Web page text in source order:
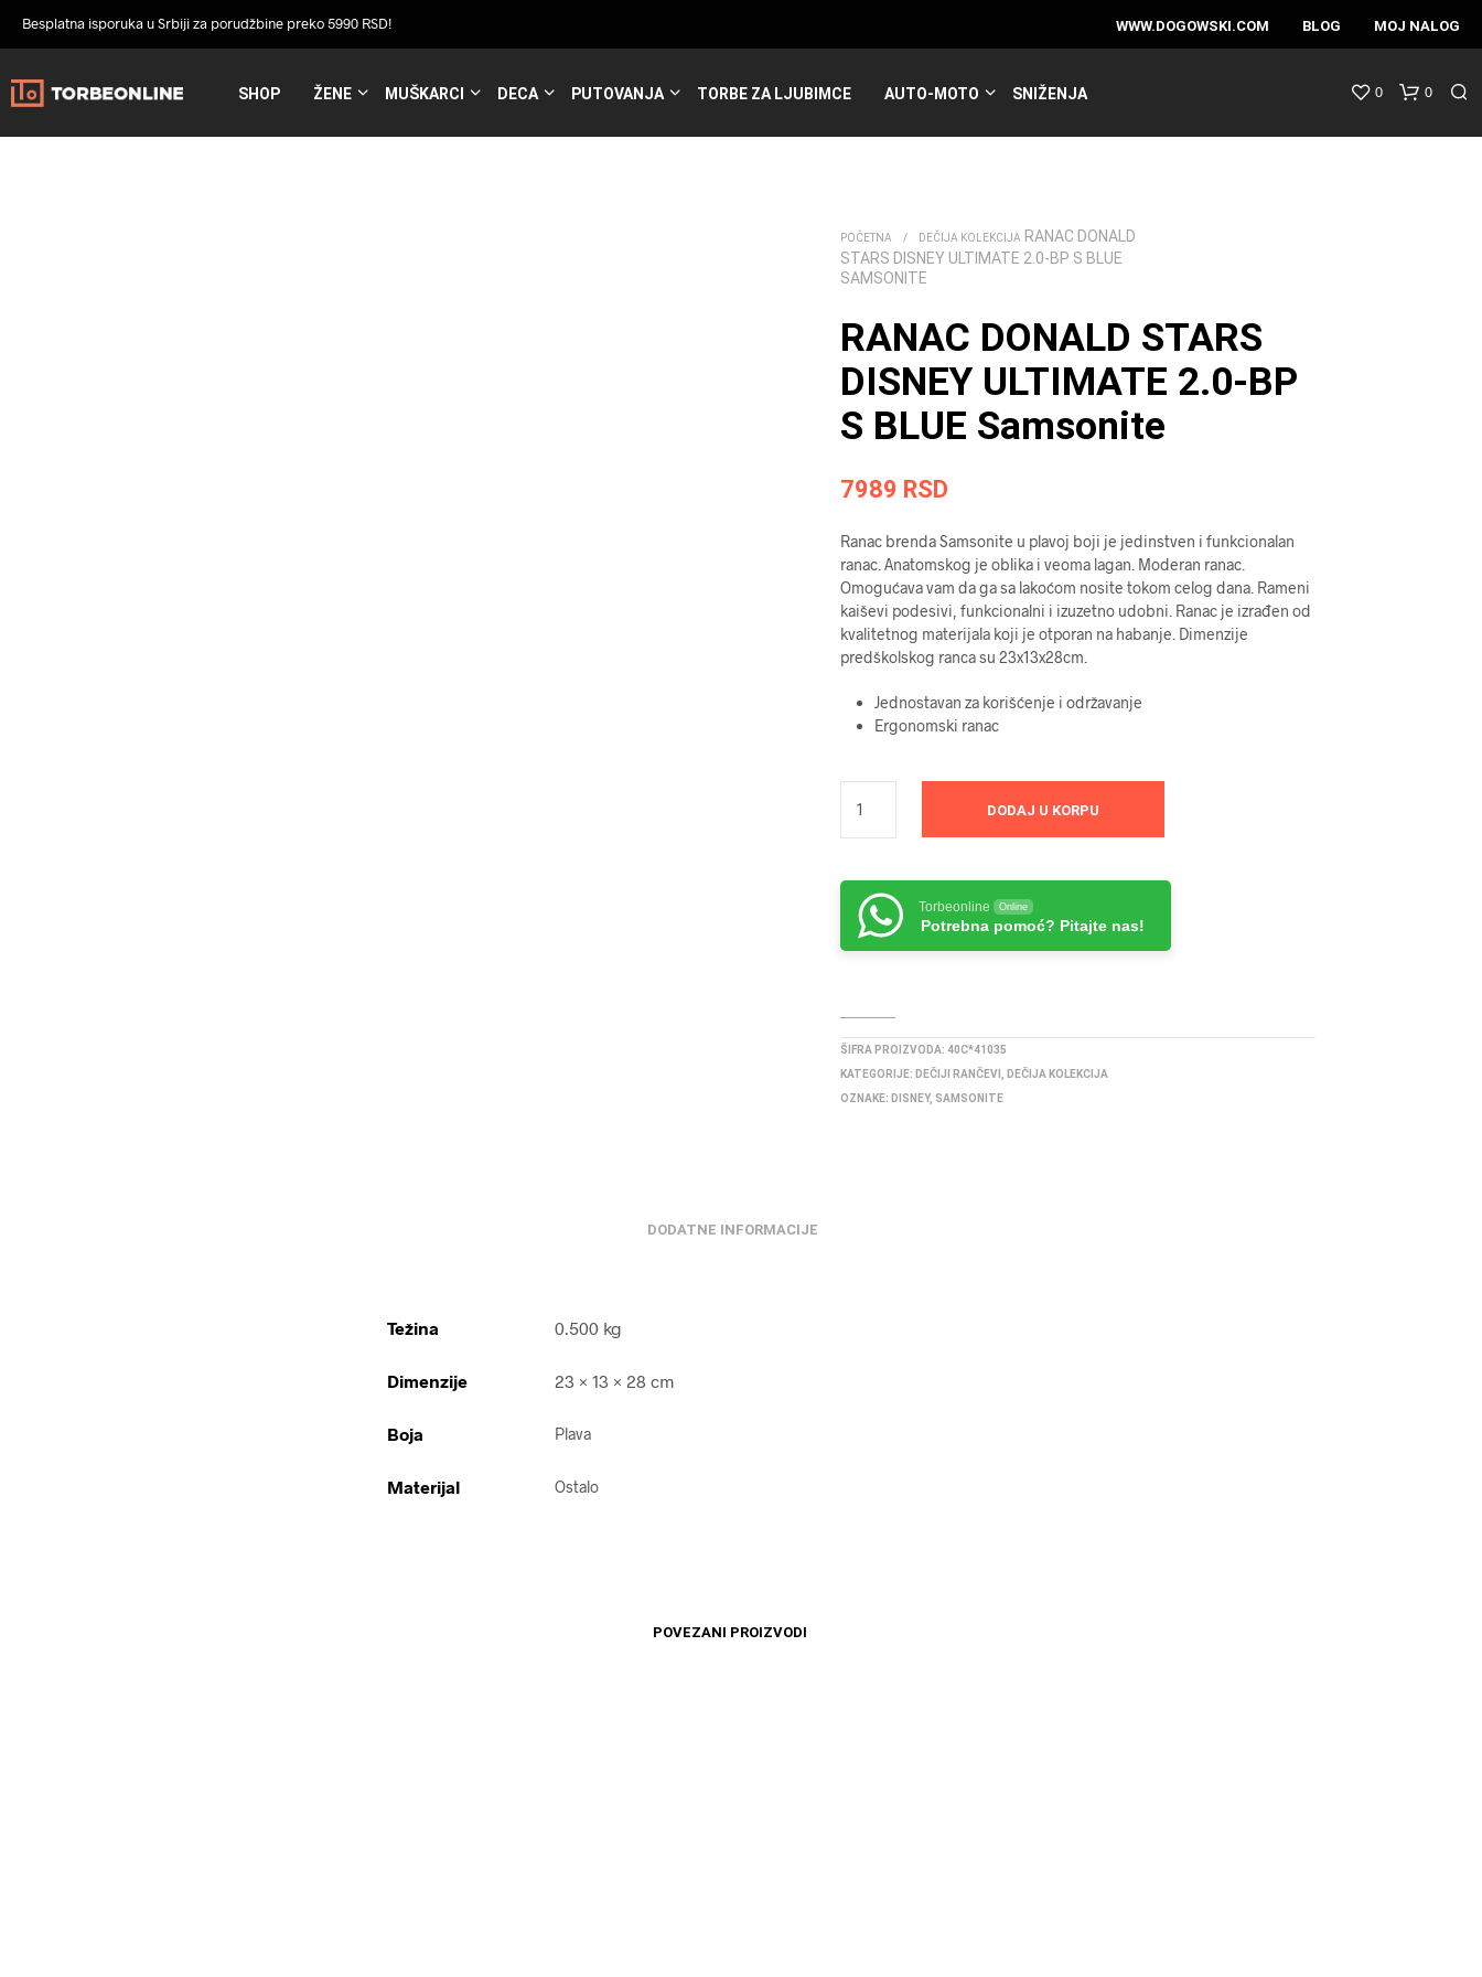
Besplatna isporuka u Srbiji za porudžbine preko 5990 RSD! WWW.DOGOWSKI.COM BLOG MOJ NALOG
SHOP ŽENE MUŠKARCI DECA PUTOVANJA TORBE ZA LJUBIMCE AUTO-MOTO SNIŽENJA 0 0
POČETNA / DEČIJA KOLEKCIJA RANAC DONALD
STARS DISNEY ULTIMATE 2.0-BP S BLUE
SAMSONITE
RANAC DONALD STARS
DISNEY ULTIMATE 2.0-BP
S BLUE Samsonite
7989 RSD
Ranac brenda Samsonite u plavoj boji je jedinstven i funkcionalan
ranac. Anatomskog je oblika i veoma lagan. Moderan ranac.
Omogućava vam da ga sa lakoćom nosite tokom celog dana. Rameni
kaiševi podesivi, funkcionalni i izuzetno udobni. Ranac je izrađen od
kvalitetnog materijala koji je otporan na habanje. Dimenzije
predškolskog ranca su 23x13x28cm.
Jednostavan za korišćenje i održavanje
Ergonomski ranac
DODAJ U KORPU
Torbeonline Online
Potrebna pomoć? Pitajte nas!
ŠIFRA PROIZVODA: 40C*41035
KATEGORIJE: DEČIJI RANČEVI
DEČIJA KOLEKCIJA
OZNAKE: DISNEY, SAMSONITE
DODATNE INFORMACIJE
Težina 0.500 kg
Dimenzije 23 × 13 × 28 cm
Boja Plava
Materijal Ostalo
POVEZANI PROIZVODI